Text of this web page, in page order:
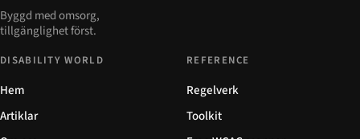
Byggd med omsorg,
tillgänglighet först.
DISABILITY WORLD
Hem
Artiklar
REFERENCE
Regelverk
Toolkit